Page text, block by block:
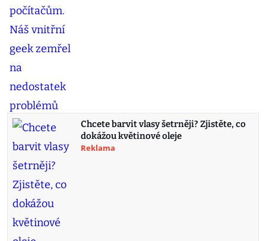
Chcete barvit vlasy šetrněji? Zjistěte, co
dokážou květinové oleje
Reklama